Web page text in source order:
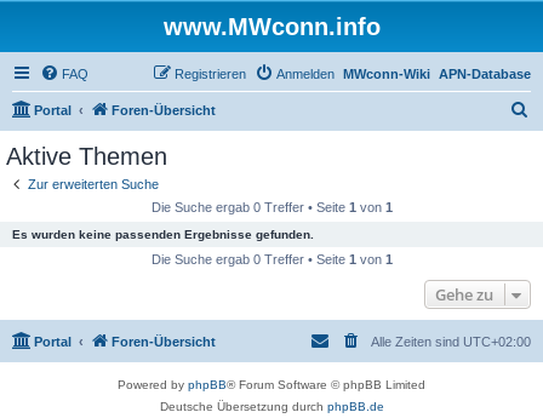
www.MWconn.info
FAQ APN-Database
MWconn-Wiki
Anmelden
Registrieren
Portal Foren-Übersicht
Aktive Themen
Zur erweiterten Suche
Die Suche ergab 0 Treffer • Seite 1 von 1
Es wurden keine passenden Ergebnisse gefunden.
Die Suche ergab 0 Treffer • Seite 1 von 1
Gehe zu
Portal Foren-Übersicht Alle Zeiten sind UTC+02:00
Powered by phpBB® Forum Software © phpBB Limited
Deutsche Übersetzung durch phpBB.de